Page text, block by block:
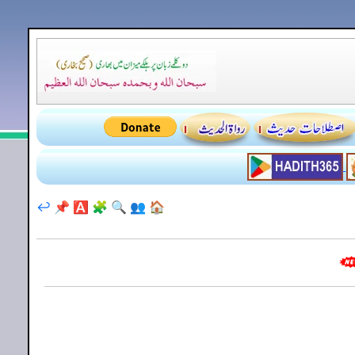
🏠
👥
🔍
🧩
🅰️
📌
↩️